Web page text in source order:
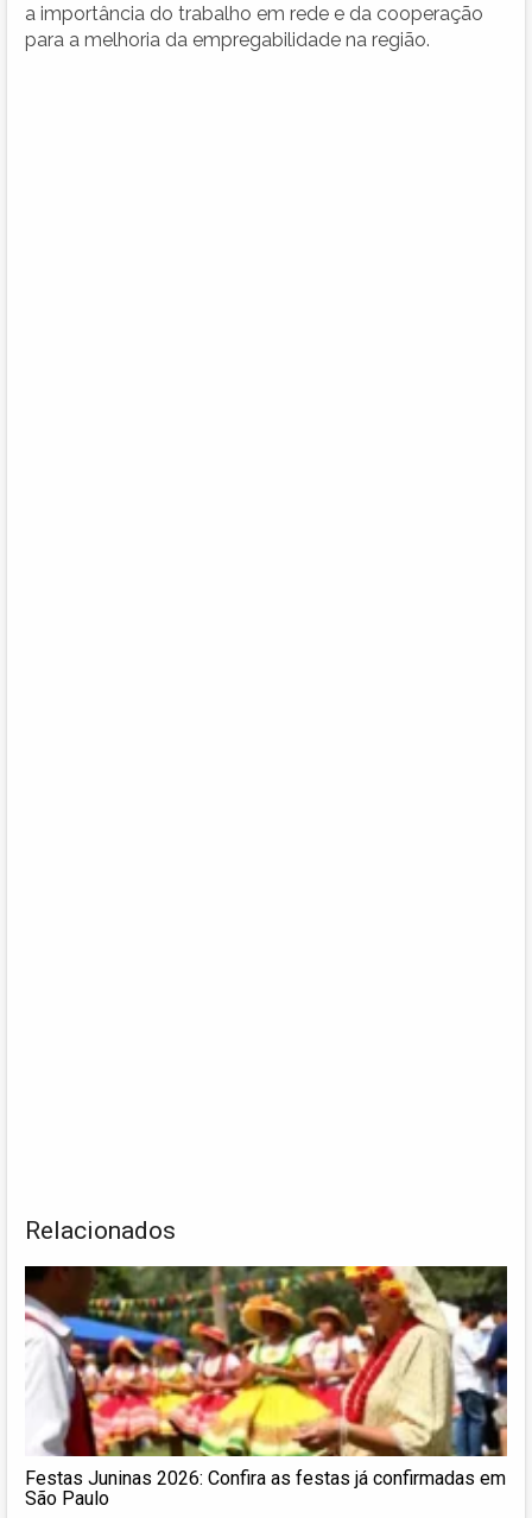
a importância do trabalho em rede e da cooperação
para a melhoria da empregabilidade na região.
Relacionados
Festas Juninas 2026: Confira as festas já confirmadas em
São Paulo